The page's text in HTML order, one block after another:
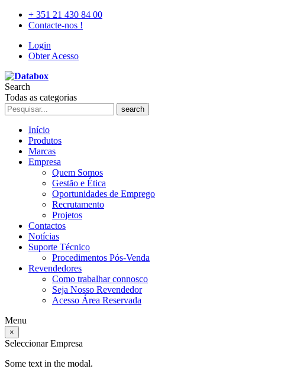
+ 351 21 430 84 00
Contacte-nos !
Login
Obter Acesso
Search
Todas as categorias
search
Início
Produtos
Marcas
Empresa
Quem Somos
Gestão e Ética
Oportunidades de Emprego
Recrutamento
Projetos
Contactos
Notícias
Suporte Técnico
Procedimentos Pós-Venda
Revendedores
Como trabalhar connosco
Seja Nosso Revendedor
Acesso Área Reservada
Menu
×
Seleccionar Empresa
Some text in the modal.